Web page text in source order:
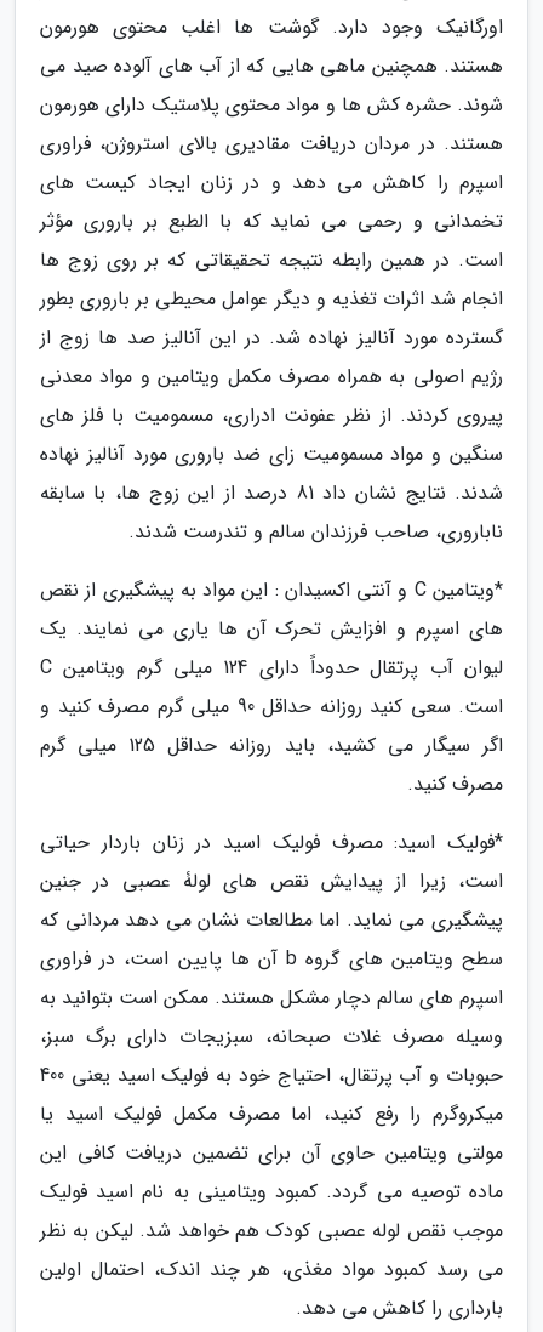
اورگانیک وجود دارد. گوشت ها اغلب محتوی هورمون
هستند. همچنین ماهی هایی که از آب های آلوده صید می
شوند. حشره کش ها و مواد محتوی پلاستیک دارای هورمون
هستند. در مردان دریافت مقادیری بالای استروژن، فراوری
اسپرم را کاهش می دهد و در زنان ایجاد کیست های
تخمدانی و رحمی می نماید که با الطبع بر باروری مؤثر
است. در همین رابطه نتیجه تحقیقاتی که بر روی زوج ها
انجام شد اثرات تغذیه و دیگر عوامل محیطی بر باروری بطور
گسترده مورد آنالیز نهاده شد. در این آنالیز صد ها زوج از
رژیم اصولی به همراه مصرف مکمل ویتامین و مواد معدنی
پیروی کردند. از نظر عفونت ادراری، مسمومیت با فلز های
سنگین و مواد مسمومیت زای ضد باروری مورد آنالیز نهاده
شدند. نتایج نشان داد 81 درصد از این زوج ها، با سابقه
ناباروری، صاحب فرزندان سالم و تندرست شدند.
*ویتامین C و آنتی اکسیدان : این مواد به پیشگیری از نقص
های اسپرم و افزایش تحرک آن ها یاری می نمایند. یک
لیوان آب پرتقال حدوداً دارای 124 میلی گرم ویتامین C
است. سعی کنید روزانه حداقل 90 میلی گرم مصرف کنید و
اگر سیگار می کشید، باید روزانه حداقل 125 میلی گرم
مصرف کنید.
*فولیک اسید: مصرف فولیک اسید در زنان باردار حیاتی
است، زیرا از پیدایش نقص های لولۀ عصبی در جنین
پیشگیری می نماید. اما مطالعات نشان می دهد مردانی که
سطح ویتامین های گروه b آن ها پایین است، در فراوری
اسپرم های سالم دچار مشکل هستند. ممکن است بتوانید به
وسیله مصرف غلات صبحانه، سبزیجات دارای برگ سبز،
حبوبات و آب پرتقال، احتیاج خود به فولیک اسید یعنی 400
میکروگرم را رفع کنید، اما مصرف مکمل فولیک اسید یا
مولتی ویتامین حاوی آن برای تضمین دریافت کافی این
ماده توصیه می گردد. کمبود ویتامینی به نام اسید فولیک
موجب نقص لوله عصبی کودک هم خواهد شد. لیکن به نظر
می رسد کمبود مواد مغذی، هر چند اندک، احتمال اولین
بارداری را کاهش می دهد.